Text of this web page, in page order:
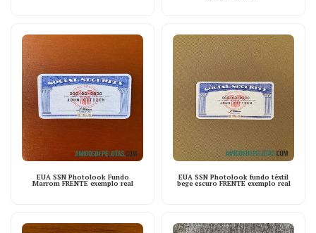
EUA SSN Photolook Fundo
Marrom FRENTE exemplo real
EUA SSN Photolook fundo têxtil
bege escuro FRENTE exemplo real